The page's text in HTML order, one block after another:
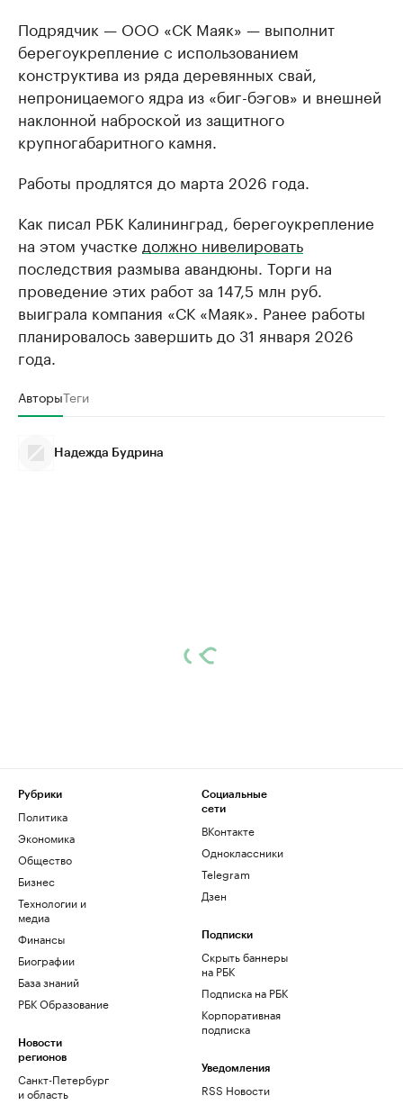
Подрядчик — ООО «СК Маяк» — выполнит
берегоукрепление с использованием
конструктива из ряда деревянных свай,
непроницаемого ядра из «биг-бэгов» и внешней
наклонной наброской из защитного
крупногабаритного камня.
Работы продлятся до марта 2026 года.
Как писал РБК Калининград, берегоукрепление
на этом участке должно нивелировать
последствия размыва авандюны. Торги на
проведение этих работ за 147,5 млн руб.
выиграла компания «СК «Маяк». Ранее работы
планировалось завершить до 31 января 2026
года.
АвторыТеги
Надежда Будрина
Рубрики
Политика
Экономика
Общество
Бизнес
Технологии и
медиа
Финансы
Биографии
База знаний
РБК Образование
Новости
регионов
Санкт-Петербург
и область
Социальные
сети
ВКонтакте
Одноклассники
Telegram
Дзен
Подписки
Скрыть баннеры
на РБК
Подписка на РБК
Корпоративная
подписка
Уведомления
RSS Новости